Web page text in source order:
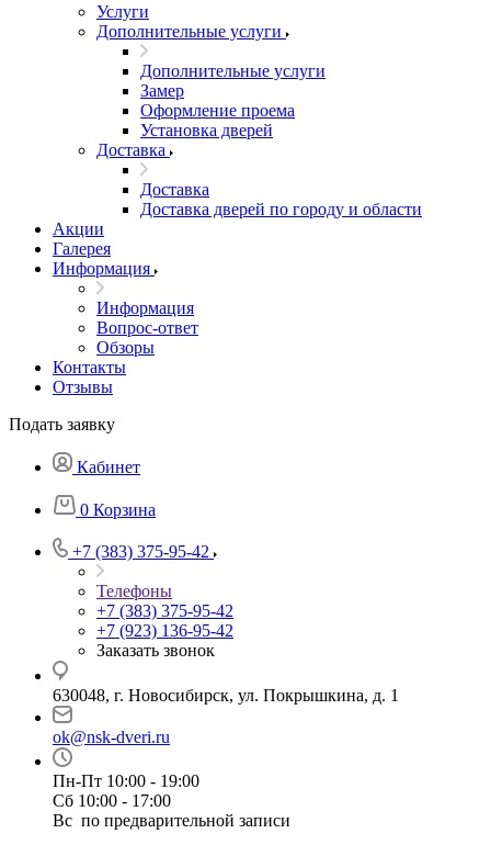
Услуги
Дополнительные услуги
Дополнительные услуги
Замер
Оформление проема
Установка дверей
Доставка
Доставка
Доставка дверей по городу и области
Акции
Галерея
Информация
Информация
Вопрос-ответ
Обзоры
Контакты
Отзывы
Подать заявку
Кабинет
0 Корзина
+7 (383) 375-95-42
Телефоны
+7 (383) 375-95-42
+7 (923) 136-95-42
Заказать звонок
630048, г. Новосибирск, ул. Покрышкина, д. 1
ok@nsk-dveri.ru
Пн-Пт 10:00 - 19:00
Сб 10:00 - 17:00
Вс по предварительной записи